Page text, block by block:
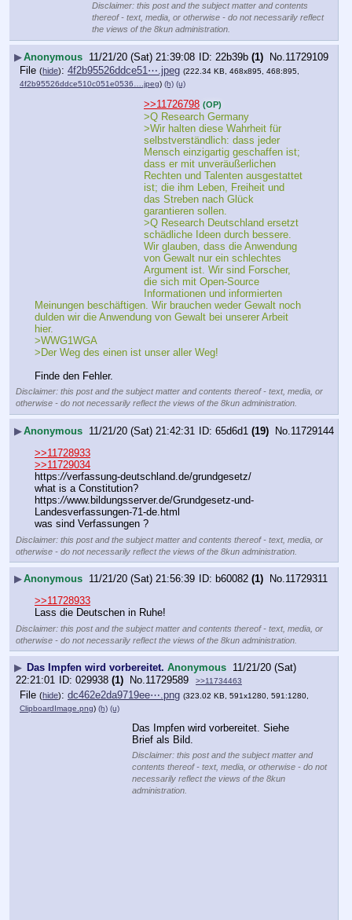
Disclaimer: this post and the subject matter and contents
thereof - text, media, or otherwise - do not necessarily reflect
the views of the 8kun administration.
▶Anonymous 11/21/20 (Sat) 21:39:08 22b39b (1) No. 11729109
File (hide): 4f2b95526ddce51⋯.jpeg (222.34 KB, 468x895, 468:895,
4f2b95526ddce510c051e0536….jpeg) (h) (u)
>>11726798 (OP)
>Q Research Germany
>Wir halten diese Wahrheit für
selbstverständlich: dass jeder
Mensch einzigartig geschaffen ist;
dass er mit unveräußerlichen
Rechten und Talenten ausgestattet
ist; die ihm Leben, Freiheit und
das Streben nach Glück
garantieren sollen.
>Q Research Deutschland ersetzt
schädliche Ideen durch bessere.
Wir glauben, dass die Anwendung
von Gewalt nur ein schlechtes
Argument ist. Wir sind Forscher,
die sich mit Open-Source
Informationen und informierten
Meinungen beschäftigen. Wir brauchen weder Gewalt noch
dulden wir die Anwendung von Gewalt bei unserer Arbeit
hier.
>WWG1WGA
>Der Weg des einen ist unser aller Weg!
Finde den Fehler.
Disclaimer: this post and the subject matter and contents thereof - text, media, or
otherwise - do not necessarily reflect the views of the 8kun administration.
▶Anonymous 11/21/20 (Sat) 21:42:31 65d6d1 (19) No. 11729144
>>11728933
>>11729034
https://verfassung-deutschland.de/grundgesetz/
what is a Constitution?
https://www.bildungsserver.de/Grundgesetz-und-
Landesverfassungen-71-de.html
was sind Verfassungen ?
Disclaimer: this post and the subject matter and contents thereof - text, media, or
otherwise - do not necessarily reflect the views of the 8kun administration.
▶Anonymous 11/21/20 (Sat) 21:56:39 b60082 (1) No.11729311
>>11728933
Lass die Deutschen in Ruhe!
Disclaimer: this post and the subject matter and contents thereof - text, media, or
otherwise - do not necessarily reflect the views of the 8kun administration.
▶ Das Impfen wird vorbereitet. Anonymous 11/21/20 (Sat)
22:21:01
029938 (1) No.11729589 >>11734463
File (hide): dc462e2da9719ee⋯.png (323.02 KB, 591x1280, 591:1280,
ClipboardImage.png) (h) (u)
Das Impfen wird vorbereitet. Siehe
Brief als Bild.
Disclaimer: this post and the subject matter and
contents thereof - text, media, or otherwise - do not
necessarily reflect the views of the 8kun
administration.